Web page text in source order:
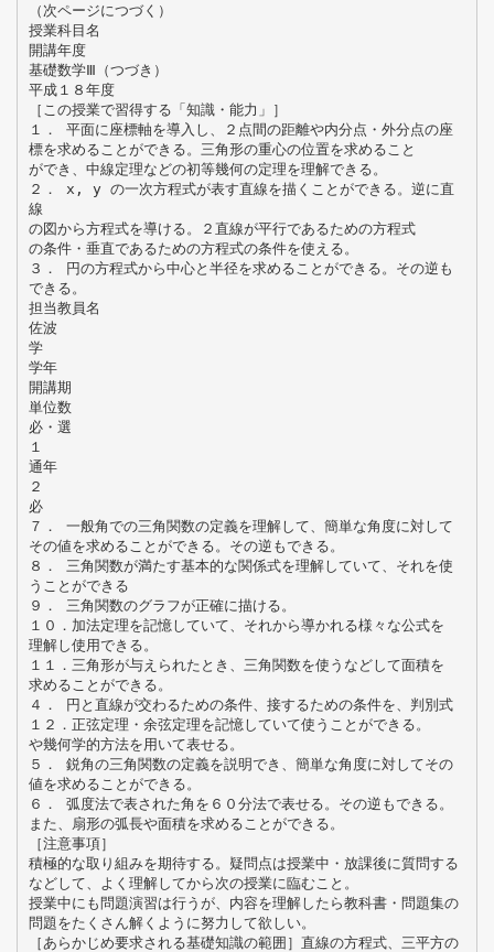
（次ページにつづく）
授業科目名
開講年度
基礎数学Ⅲ（つづき）
平成１８年度
［この授業で習得する「知識・能力」］
１． 平面に座標軸を導入し、２点間の距離や内分点・外分点の座
標を求めることができる。三角形の重心の位置を求めること
ができ、中線定理などの初等幾何の定理を理解できる。
２． x, y の一次方程式が表す直線を描くことができる。逆に直
線
の図から方程式を導ける。２直線が平行であるための方程式
の条件・垂直であるための方程式の条件を使える。
３． 円の方程式から中心と半径を求めることができる。その逆も
できる。
担当教員名
佐波
学
学年
開講期
単位数
必・選
１
通年
２
必
７． 一般角での三角関数の定義を理解して、簡単な角度に対して
その値を求めることができる。その逆もできる。
８． 三角関数が満たす基本的な関係式を理解していて、それを使
うことができる
９． 三角関数のグラフが正確に描ける。
１０．加法定理を記憶していて、それから導かれる様々な公式を
理解し使用できる。
１１．三角形が与えられたとき、三角関数を使うなどして面積を
求めることができる。
４． 円と直線が交わるための条件、接するための条件を、判別式
１２．正弦定理・余弦定理を記憶していて使うことができる。
や幾何学的方法を用いて表せる。
５． 鋭角の三角関数の定義を説明でき、簡単な角度に対してその
値を求めることができる。
６． 弧度法で表された角を６０分法で表せる。その逆もできる。
また、扇形の弧長や面積を求めることができる。
［注意事項］
積極的な取り組みを期待する。疑問点は授業中・放課後に質問する
などして、よく理解してから次の授業に臨むこと。
授業中にも問題演習は行うが、内容を理解したら教科書・問題集の
問題をたくさん解くように努力して欲しい。
［あらかじめ要求される基礎知識の範囲］直線の方程式、三平方の